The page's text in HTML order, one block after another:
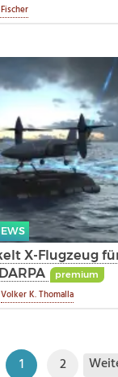
X-Flugzeug
premium
Volker K. Thomalla
1 2